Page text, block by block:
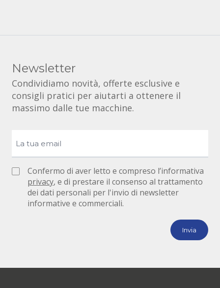
Newsletter
Condividiamo novità, offerte esclusive e
consigli pratici per aiutarti a ottenere il
massimo dalle tue macchine.
Confermo di aver letto e compreso l’informativa
privacy, e di prestare il consenso al trattamento
dei dati personali per l'invio di newsletter
informative e commerciali.